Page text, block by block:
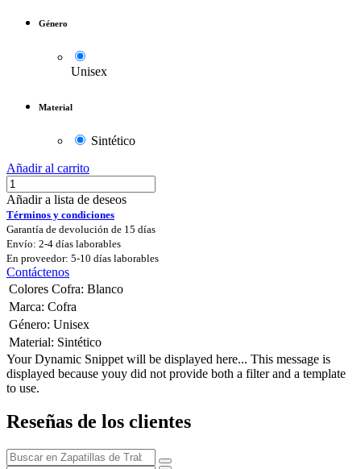
Género
Unisex
Material
Sintético
Añadir al carrito
Añadir a lista de deseos
Términos y condiciones
Garantía de devolución de 15 días
Envío: 2-4 días laborables
En proveedor: 5-10 días laborables
Contáctenos
Colores Cofra: Blanco
Marca: Cofra
Género: Unisex
Material: Sintético
Your Dynamic Snippet will be displayed here... This message is
displayed because youy did not provide both a filter and a template
to use.
Reseñas de los clientes